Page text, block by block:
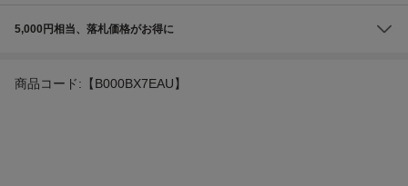
5,000円相当、落札価格がお得に
商品コード:【B000BX7EAU】